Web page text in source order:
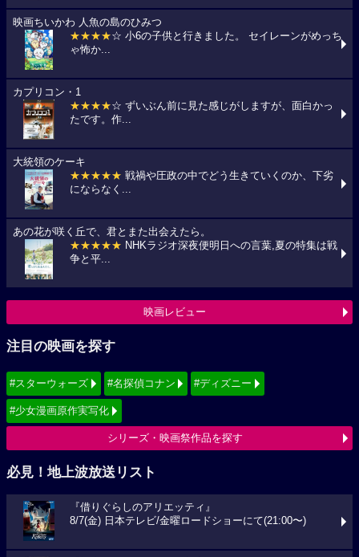
映画ちいかわ 人魚の島のひみつ
★★★★☆ 小6の子供と行きました。 セイレーンがめっち
ゃ怖か...
カプリコン・1
★★★★☆ ずいぶん前に見た感じがしますが、面白かっ
たです。作...
大統領のケーキ
★★★★★ 戦禍や圧政の中でどう生きていくのか、下劣
にならなく...
あの花が咲く丘で、君とまた出会えたら。
★★★★★ NHKラジオ深夜便明日への言葉,夏の特集は戦
争と平...
映画レビュー
注目の映画を探す
#スターウォーズ #名探偵コナン #ディズニー
#少女漫画原作実写化
シリーズ・映画祭作品を探す
必見！地上波放送リスト
『借りぐらしのアリエッティ』
8/7(金) 日本テレビ/金曜ロードショーにて(21:00〜)